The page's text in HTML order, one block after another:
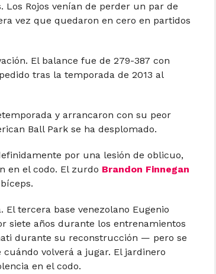
Rojos venían de perder un par de
vez que quedaron en cero en partidos
El balance fue de 279-387 con
tras la temporada de 2013 al
y arrancaron con su peor
Ball Park se ha desplomado.
por una lesión de oblicuo,
en el codo. El zurdo Brandon Finnegan
tercera base venezolano Eugenio
siete años durante los entrenamientos
durante su reconstrucción — pero se
volverá a jugar. El jardinero
en el codo.